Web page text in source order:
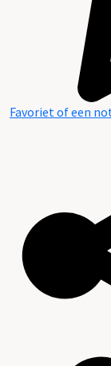
Favoriet of een